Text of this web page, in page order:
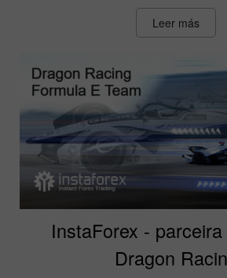
Leer más
InstaForex -
Dragon